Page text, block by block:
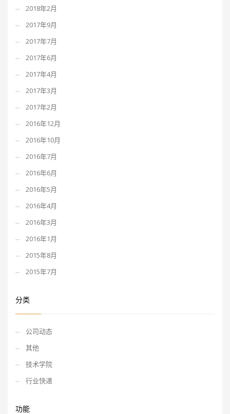
2018年2月
2017年9月
2017年7月
2017年6月
2017年4月
2017年3月
2017年2月
2016年12月
2016年10月
2016年7月
2016年6月
2016年5月
2016年4月
2016年3月
2016年1月
2015年8月
2015年7月
分类
公司动态
其他
技术学院
行业快递
功能